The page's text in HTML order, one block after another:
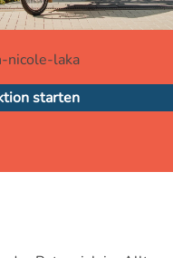
nicole-laka
starten